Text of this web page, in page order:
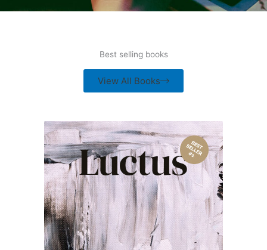
Best selling books
View All Books